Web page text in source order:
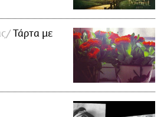
Τάρτα με